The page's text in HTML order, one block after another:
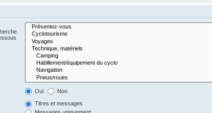
Oui Non
Titres et messages